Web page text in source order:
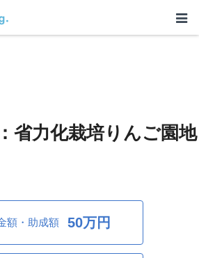
省力化栽培りんご園地
額・助成額 50万円